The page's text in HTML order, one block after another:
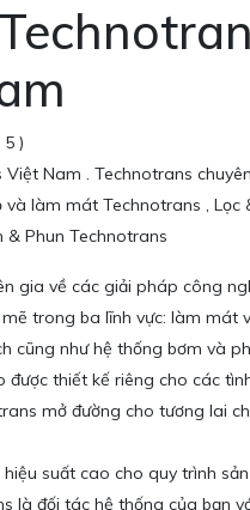
)
Nam . Technotrans
và làm mát Technotrans , Lọc
& Phun Technotrans
gia về các giải pháp công
trong ba lĩnh vực: làm mát
cũng như hệ thống bơm và
thiết kế riêng cho các
mở đường cho tương lai
suất cao cho quy trình
là đối tác hệ thống của bạn